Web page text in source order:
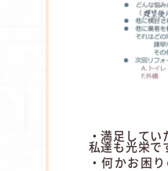
・満足してい
私達も光栄で
・何かお困